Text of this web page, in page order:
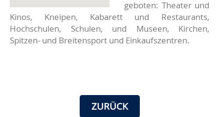
geboten: Theater und
Kinos, Kneipen, Kabarett und Restaurants,
Hochschulen, Schulen, und Museen, Kirchen,
Spitzen- und Breitensport und Einkaufszentren.
ZURÜCK